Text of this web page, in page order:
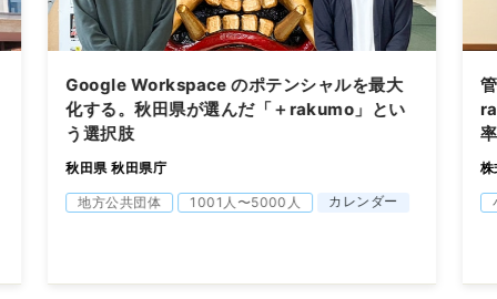
Google Workspace のポテンシャルを最大
化する。秋田県が選んだ「＋rakumo」とい
う選択肢
秋田県 秋田県庁
地方公共団体 1001人〜5000人 カレンダー
株